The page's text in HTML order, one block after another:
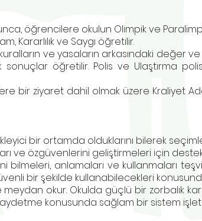
öğrencilere okulun Olimpik ve
Kararlılık ve Saygı öğretilir.
ve yasaların arkasındaki değer
öğretilir. Polis ve Ulaştırma
bir ziyaret dahil olmak üzere Kraliyet
bir ortamda olduklarını bilerek
ve özgüvenlerini geliştirmeleri için
bilmeleri, anlamaları ve kullanmaları
bir şekilde kullanabilecekleri
okur. Okulda güçlü bir zorbalık
kaydetme konusunda sağlam bir sistem